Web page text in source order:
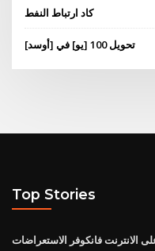
كاد ارتباط النفط
تحويل 100 [يو] في [أوسد]
Top Stories
الانترنت فانكوفر الاستعراضات